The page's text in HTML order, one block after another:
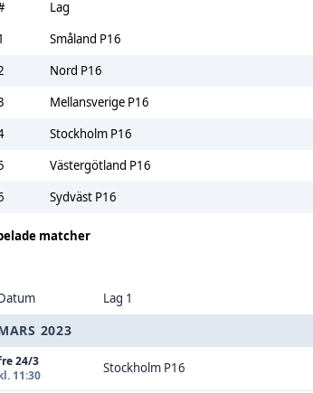
Lag
Småland P16
Nord P16
Mellansverige P16
Stockholm P16
Västergötland P16
Sydväst P16
matcher
Lag 1
2023
24/3
11:30
Stockholm P16